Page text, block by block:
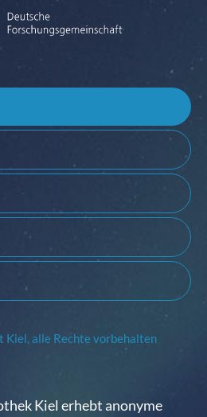
alle Rechte vorbehalten
Kiel erhebt anonyme